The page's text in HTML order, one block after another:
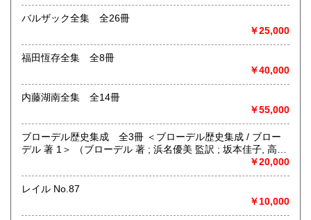
書籍の買取について
まずは、フリーダイヤル 0120-68-2332 までご連絡下さ
い。
取り扱い分野
総記、哲学宗教、歴史、社会科学、自然科学、美術工芸、国
語国文、外国文学、古典籍、近代文献、趣味、外国書、サブ
古本古書全般
バルザック全集 全26冊
￥25,000
福田恆存全集 全8冊
￥40,000
内藤湖南全集 全14冊
￥55,000
ブローデル歴史集成 全3冊 ＜ブローデル歴史集成 / ブロー
デル 著 1＞ （ブローデル 著 ; 浜名優美 監訳 ; 坂本佳子, 高塚
￥20,000
レイル No.87
￥10,000